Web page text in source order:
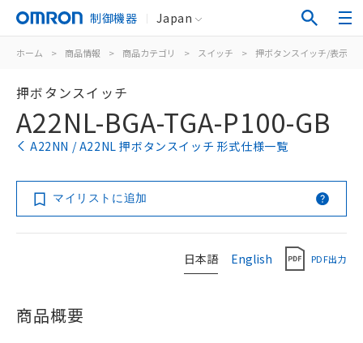
制御機器 Japan
ホーム > 商品情報 > 商品カテゴリ > スイッチ > 押ボタンスイッチ/表示灯
押ボタンスイッチ
A22NL-BGA-TGA-P100-GB
A22NN / A22NL 押ボタンスイッチ 形式仕様一覧
マイリストに追加
日本語 English PDF出力
商品概要